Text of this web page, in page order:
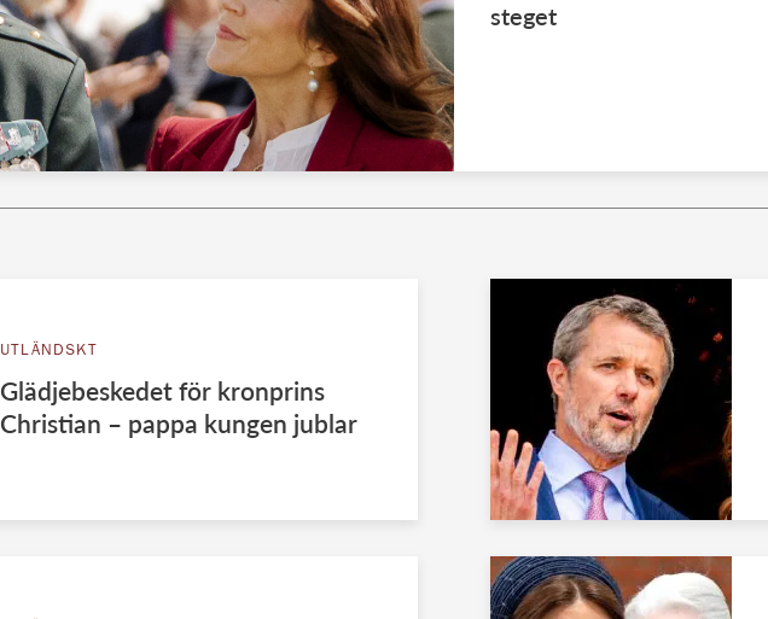
steget
UTLÄNDSKT
Glädjebeskedet för kronprins
Christian – pappa kungen jublar